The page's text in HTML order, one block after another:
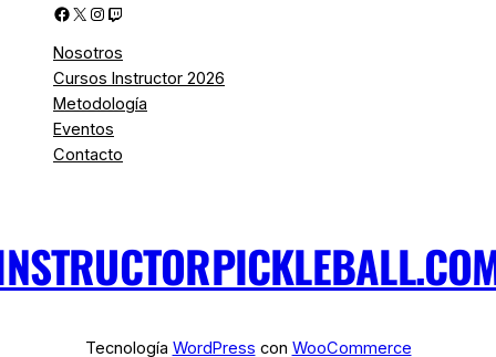
Facebook X Instagram Twitch
Nosotros
Cursos Instructor 2026
Metodología
Eventos
Contacto
Tecnología WordPress con WooCommerce